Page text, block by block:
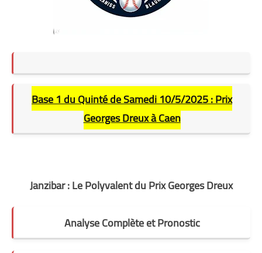
Base 1 du Quinté deSamedi 10/5/2025 :Prix
Georges Dreux à Caen
Janzibar : Le Polyvalent du Prix Georges Dreux
Analyse Complète et Pronostic